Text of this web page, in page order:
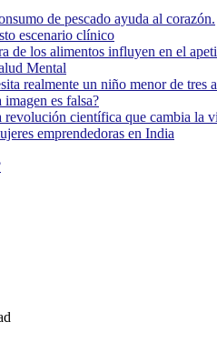
de pescado ayuda al corazón.
escenario clínico
de los alimentos influyen en el
Mental
realmente un niño menor de tres
es falsa?
revolución científica que cambia la
emprendedoras en India